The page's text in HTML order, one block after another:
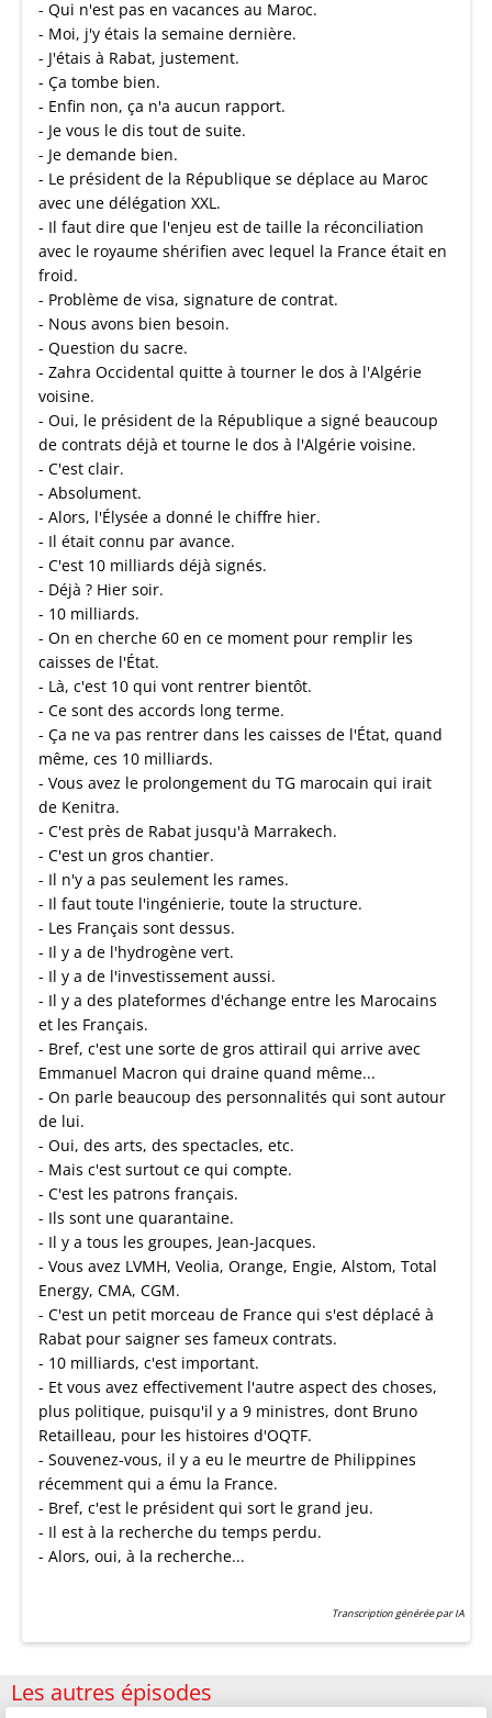
- Qui n'est pas en vacances au Maroc.
- Moi, j'y étais la semaine dernière.
- J'étais à Rabat, justement.
- Ça tombe bien.
- Enfin non, ça n'a aucun rapport.
- Je vous le dis tout de suite.
- Je demande bien.
- Le président de la République se déplace au Maroc
avec une délégation XXL.
- Il faut dire que l'enjeu est de taille la réconciliation
avec le royaume shérifien avec lequel la France était en
froid.
- Problème de visa, signature de contrat.
- Nous avons bien besoin.
- Question du sacre.
- Zahra Occidental quitte à tourner le dos à l'Algérie
voisine.
- Oui, le président de la République a signé beaucoup
de contrats déjà et tourne le dos à l'Algérie voisine.
- C'est clair.
- Absolument.
- Alors, l'Élysée a donné le chiffre hier.
- Il était connu par avance.
- C'est 10 milliards déjà signés.
- Déjà ? Hier soir.
- 10 milliards.
- On en cherche 60 en ce moment pour remplir les
caisses de l'État.
- Là, c'est 10 qui vont rentrer bientôt.
- Ce sont des accords long terme.
- Ça ne va pas rentrer dans les caisses de l'État, quand
même, ces 10 milliards.
- Vous avez le prolongement du TG marocain qui irait
de Kenitra.
- C'est près de Rabat jusqu'à Marrakech.
- C'est un gros chantier.
- Il n'y a pas seulement les rames.
- Il faut toute l'ingénierie, toute la structure.
- Les Français sont dessus.
- Il y a de l'hydrogène vert.
- Il y a de l'investissement aussi.
- Il y a des plateformes d'échange entre les Marocains
et les Français.
- Bref, c'est une sorte de gros attirail qui arrive avec
Emmanuel Macron qui draine quand même...
- On parle beaucoup des personnalités qui sont autour
de lui.
- Oui, des arts, des spectacles, etc.
- Mais c'est surtout ce qui compte.
- C'est les patrons français.
- Ils sont une quarantaine.
- Il y a tous les groupes, Jean-Jacques.
- Vous avez LVMH, Veolia, Orange, Engie, Alstom, Total
Energy, CMA, CGM.
- C'est un petit morceau de France qui s'est déplacé à
Rabat pour saigner ses fameux contrats.
- 10 milliards, c'est important.
- Et vous avez effectivement l'autre aspect des choses,
plus politique, puisqu'il y a 9 ministres, dont Bruno
Retailleau, pour les histoires d'OQTF.
- Souvenez-vous, il y a eu le meurtre de Philippines
récemment qui a ému la France.
- Bref, c'est le président qui sort le grand jeu.
- Il est à la recherche du temps perdu.
- Alors, oui, à la recherche...
Transcription générée par IA
Les autres épisodes